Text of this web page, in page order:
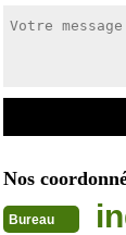
Nos
Bureau